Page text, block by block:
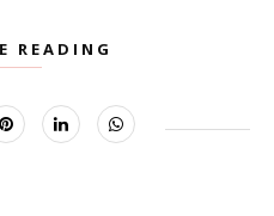
READING